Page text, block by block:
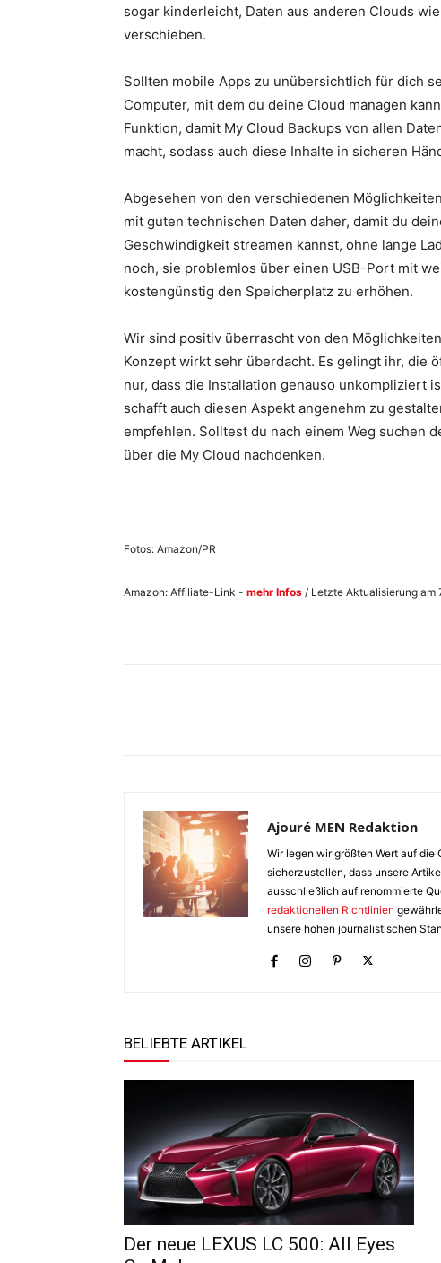
sogar kinderleicht, Daten aus anderen Clouds
verschieben.
Sollten mobile Apps zu unübersichtlich für dich
Computer, mit dem du deine Cloud managen
Funktion, damit My Cloud Backups von allen
macht, sodass auch diese Inhalte in sicheren
Abgesehen von den verschiedenen
mit guten technischen Daten daher, damit du
Geschwindigkeit streamen kannst, ohne lange
noch, sie problemlos über einen USB-Port mit
kostengünstig den Speicherplatz zu erhöhen.
Wir sind positiv überrascht von den
Konzept wirkt sehr überdacht. Es gelingt ihr,
nur, dass die Installation genauso unkompliziert
schafft auch diesen Aspekt angenehm zu
empfehlen. Solltest du nach einem Weg suchen
über die My Cloud nachdenken.
Fotos: Amazon/PR
Amazon: Affiliate-Link - mehr Infos / Letzte Aktualisierung am
Ajouré MEN Redaktion
Wir legen wir größten Wert auf
sicherzustellen, dass unsere
ausschließlich auf renommierte
redaktionellen Richtlinien
unsere hohen journalistischen
BELIEBTE ARTIKEL
Der neue LEXUS LC 500: All Eyes